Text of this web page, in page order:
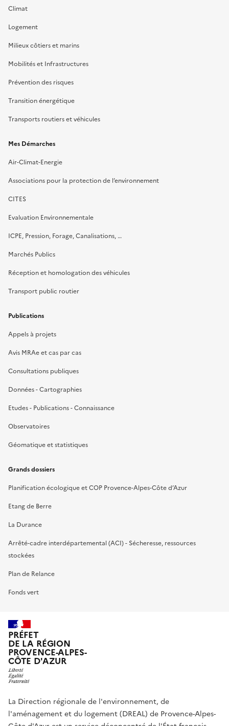
Climat
Logement
Milieux côtiers et marins
Mobilités et Infrastructures
Prévention des risques
Transition énergétique
Transports routiers et véhicules
Mes Démarches
Air-Climat-Energie
Associations pour la protection de l’environnement
CITES
Evaluation Environnementale
ICPE, Pression, Forage, Canalisations, …
Marchés Publics
Réception et homologation des véhicules
Transport public routier
Publications
Appels à projets
Avis MRAe et cas par cas
Consultations publiques
Données - Cartographies
Etudes - Publications - Connaissance
Observatoires
Géomatique et statistiques
Grands dossiers
Planification écologique et COP Provence-Alpes-Côte d’Azur
Etang de Berre
La Durance
Arrêté-cadre interdépartemental (ACI) - Sécheresse, ressources
stockées
Plan de Relance
Fonds vert
PRÉFET
DE LA RÉGION
PROVENCE-ALPES-
CÔTE D'AZUR
La Direction régionale de l'environnement, de
l'aménagement et du logement (DREAL) de Provence-Alpes-